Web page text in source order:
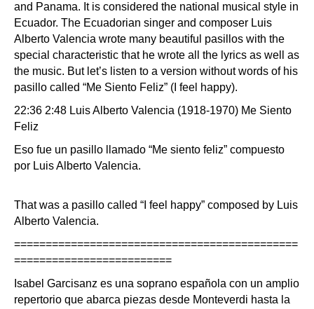
and Panama. It is considered the national musical style in
Ecuador. The Ecuadorian singer and composer Luis
Alberto Valencia wrote many beautiful pasillos with the
special characteristic that he wrote all the lyrics as well as
the music. But let’s listen to a version without words of his
pasillo called “Me Siento Feliz” (I feel happy).
22:36 2:48 Luis Alberto Valencia (1918-1970) Me Siento
Feliz
Eso fue un pasillo llamado “Me siento feliz” compuesto
por Luis Alberto Valencia.
That was a pasillo called “I feel happy” composed by Luis
Alberto Valencia.
=============================================
=========================
Isabel Garcisanz es una soprano española con un amplio
repertorio que abarca piezas desde Monteverdi hasta la